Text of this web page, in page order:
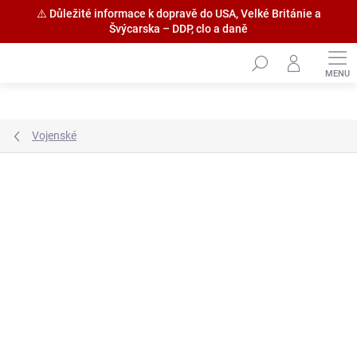
Vojenské
⚠️ Důležité informace k dopravě do USA, Velké Británie a
Švýcarska – DDP, clo a daně